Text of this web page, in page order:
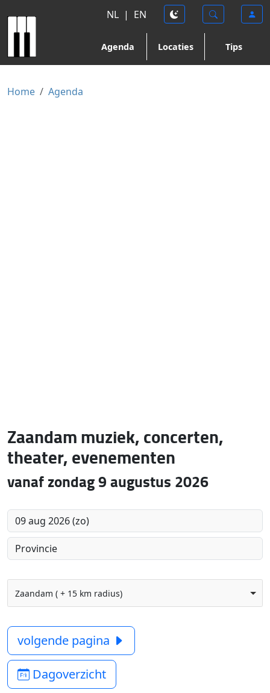
NL | EN
Agenda Locaties Tips
Home Agenda
Zaandam muziek, concerten,
theater, evenementen
vanaf zondag 9 augustus 2026
Zaandam ( + 15 km radius)
volgende pagina
Dagoverzicht